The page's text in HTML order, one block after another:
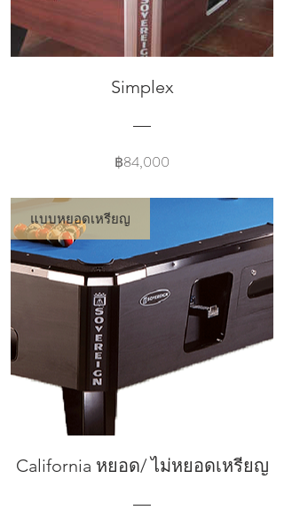
Simplex
฿84,000
แบบหยอดเหรียญ
California หยอด/ ไม่หยอดเหรียญ